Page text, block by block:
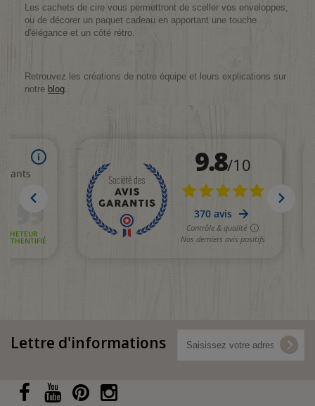
Les cachets de cire vous permettront de sceller vos enveloppes,
ou de décorer un paquet cadeau en apportant une touche
d'élégance et un côté rétro.
Retrouvez les créations de notre équipe et leurs explications sur
notre blog.
Lettre d'informations